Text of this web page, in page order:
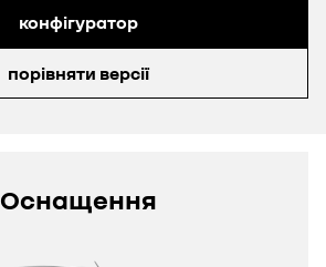
конфігуратор
порівняти версії
Оснащення